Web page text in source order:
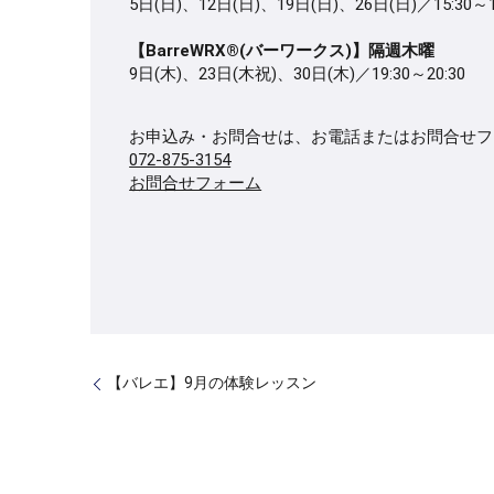
5日(日)、12日(日)、19日(日)、26日(日)／15:30～
【BarreWRX®(バーワークス)】隔週木曜
9日(木)、23日(木祝)、30日(木)／19:30～20:30
お申込み・お問合せは、お電話またはお問合せ
072-875-3154
お問合せフォーム
【バレエ】9月の体験レッスン